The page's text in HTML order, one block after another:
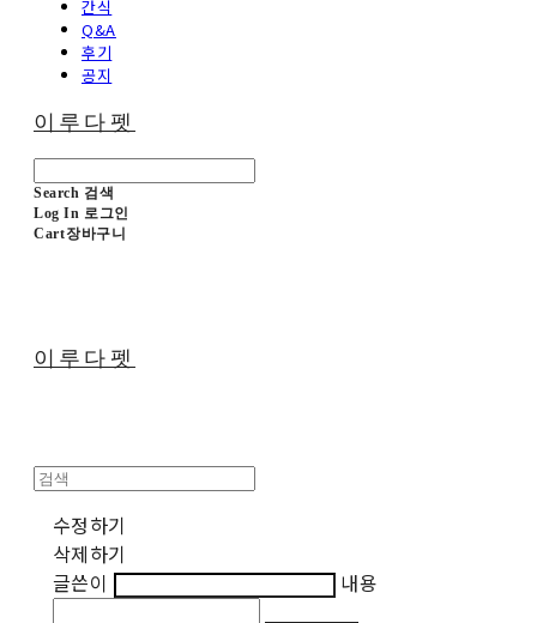
간식
Q&A
후기
공지
이루다펫
Search 검색
Log In 로그인
Cart장바구니
이루다펫
수정하기
삭제하기
글쓴이
내용